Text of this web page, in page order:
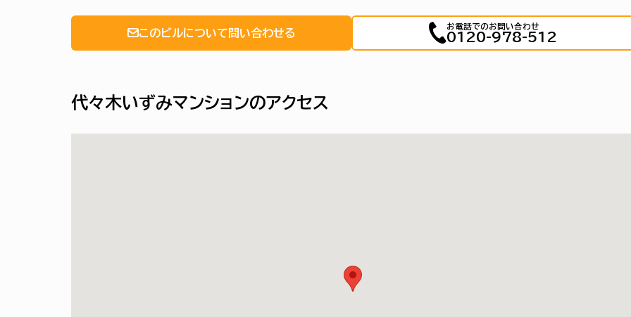
このビルについて問い合わせる
お電話でのお問い合わせ
0120-978-512
代々木いずみマンションのアクセス